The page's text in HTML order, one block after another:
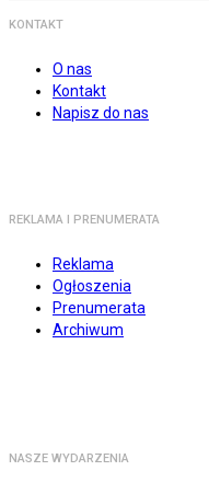
KONTAKT
O nas
Kontakt
Napisz do nas
REKLAMA I PRENUMERATA
Reklama
Ogłoszenia
Prenumerata
Archiwum
NASZE WYDARZENIA